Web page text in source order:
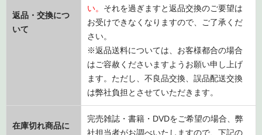
返品・交換につ
いて
い。 それを過ぎますと返品交換のご要望は
お受けできなくなりますので、ご了承くだ
さい。
※返品送料については、お客様都合の場合
はご容赦くださいますようお願い申し上げ
ます。ただし、不良品交換、誤品配送交換
は弊社負担とさせていただきます。
在庫切れ商品に
完売雑誌・書籍・DVDをご希望の場合、弊
社担当者がお調べいたしますので、下記の